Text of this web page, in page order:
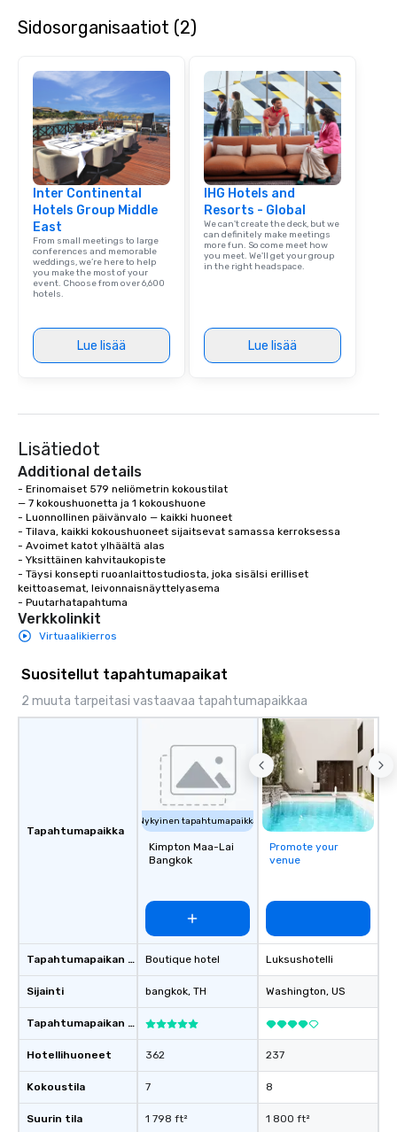
Sidosorganisaatiot (2)
Inter Continental
Hotels Group Middle
East
From small meetings to large
conferences and memorable
weddings, we’re here to help
you make the most of your
event. Choose from over 6,600
hotels.
Lue lisää
IHG Hotels and
Resorts - Global
We can't create the deck, but we
can definitely make meetings
more fun. So come meet how
you meet. We'll get your group
in the right headspace.
Lue lisää
Lisätiedot
Additional details
- Erinomaiset 579 neliömetrin kokoustilat
— 7 kokoushuonetta ja 1 kokoushuone
- Luonnollinen päivänvalo — kaikki huoneet
- Tilava, kaikki kokoushuoneet sijaitsevat samassa kerroksessa
- Avoimet katot ylhäältä alas
- Yksittäinen kahvitaukopiste
- Täysi konsepti ruoanlaittostudiosta, joka sisälsi erilliset
keittoasemat, leivonnaisnäyttelyasema
- Puutarhatapahtuma
Verkkolinkit
Virtuaalikierros
Suositellut tapahtumapaikat
2 muuta tarpeitasi vastaavaa tapahtumapaikkaa
Tapahtumapaikka
Tapahtumapaikan tyyppi
Sijainti
Tapahtumapaikan luokitus
Hotellihuoneet
Kokoustila
Suurin tila
Nykyinen tapahtumapaikka
Kimpton Maa-Lai
Bangkok
Boutique hotel
bangkok, TH
362
7
1 798 ft²
Promote your
venue
Luksushotelli
Washington, US
237
8
1 800 ft²